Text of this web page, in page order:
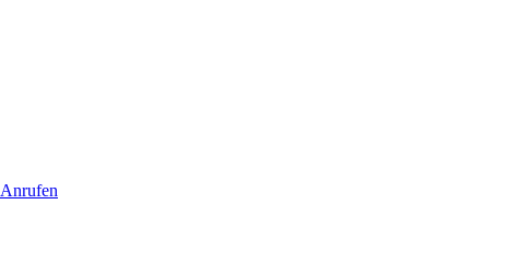
Anrufen